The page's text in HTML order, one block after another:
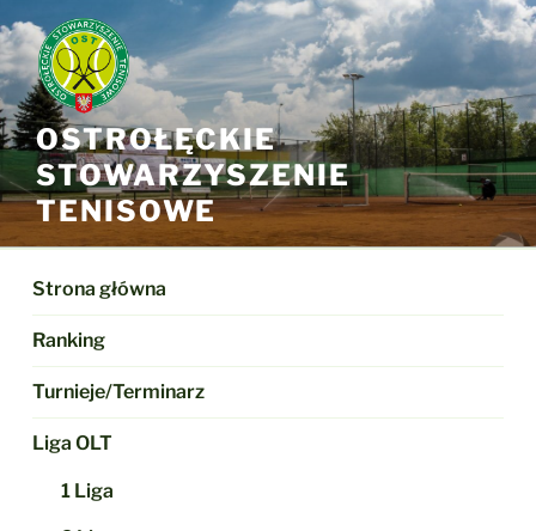
do
treści
OSTROŁĘCKIE
STOWARZYSZENIE
TENISOWE
Strona główna
Ranking
Turnieje/Terminarz
Liga OLT
1 Liga